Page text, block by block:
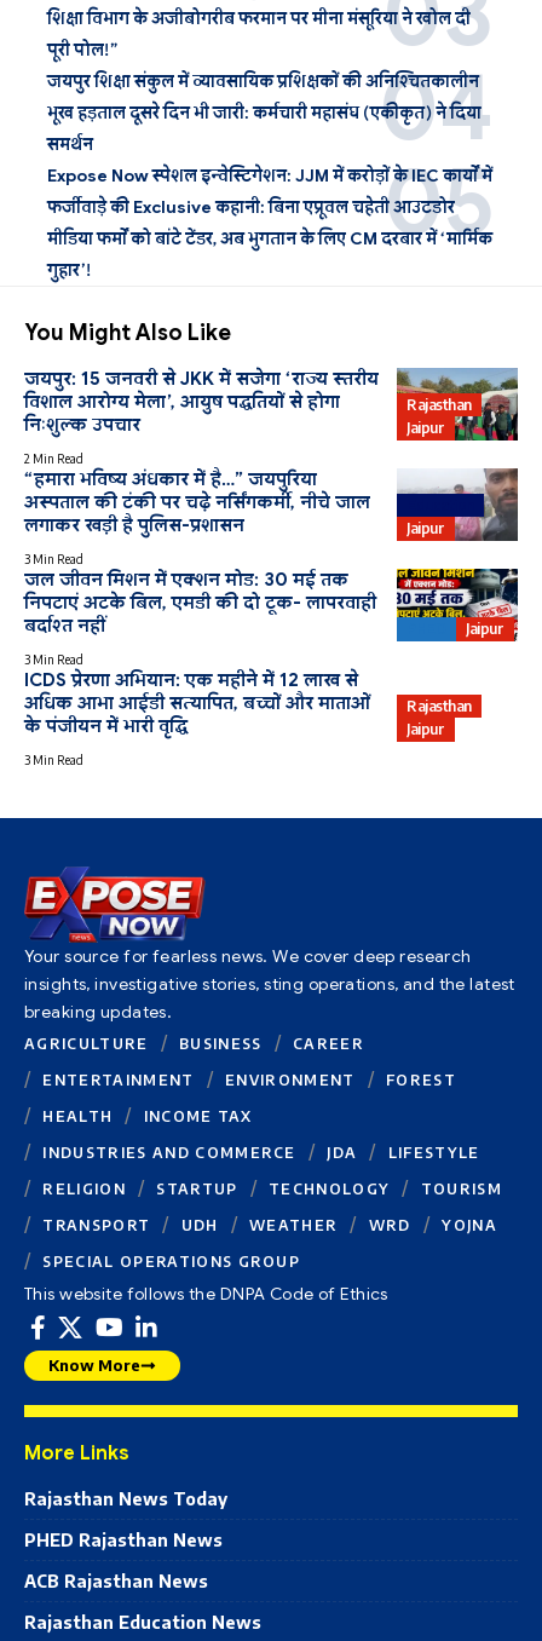
शिक्षा विभाग के अजीबोगरीब फरमान पर मीना मंसूरिया ने खोल दी
पूरी पोल!”
जयपुर शिक्षा संकुल में व्यावसायिक प्रशिक्षकों की अनिश्चितकालीन
भूख हड़ताल दूसरे दिन भी जारी: कर्मचारी महासंघ (एकीकृत) ने दिया
समर्थन
Expose Now स्पेशल इन्वेस्टिगेशन: JJM में करोड़ों के IEC कार्यों में
फर्जीवाड़े की Exclusive कहानी: बिना एप्रूवल चहेती आउटडोर
मीडिया फर्मों को बांटे टेंडर, अब भुगतान के लिए CM दरबार में ‘मार्मिक
गुहार’!
You Might Also Like
Rajasthan
Jaipur
जयपुर: 15 जनवरी से JKK में सजेगा ‘राज्य स्तरीय
विशाल आरोग्य मेला’, आयुष पद्धतियों से होगा
निःशुल्क उपचार
2 Min Read
Jaipur
“हमारा भविष्य अंधकार में है…” जयपुरिया
अस्पताल की टंकी पर चढ़े नर्सिंगकर्मी, नीचे जाल
लगाकर खड़ी है पुलिस-प्रशासन
3 Min Read
Jaipur
जल जीवन मिशन में एक्शन मोड: 30 मई तक
निपटाएं अटके बिल, एमडी की दो टूक- लापरवाही
बर्दाश्त नहीं
3 Min Read
Rajasthan
Jaipur
ICDS प्रेरणा अभियान: एक महीने में 12 लाख से
अधिक आभा आईडी सत्यापित, बच्चों और माताओं
के पंजीयन में भारी वृद्धि
3 Min Read
Your source for fearless news. We cover deep research
insights, investigative stories, sting operations, and the latest
breaking updates.
AGRICULTURE BUSINESS
CAREER
ENTERTAINMENT
ENVIRONMENT
FOREST
HEALTH
INCOME TAX
INDUSTRIES AND COMMERCE
JDA
LIFESTYLE
RELIGION
STARTUP TECHNOLOGY
TOURISM
TRANSPORT
UDH WEATHER WRD
YOJNA
SPECIAL OPERATIONS GROUP
This website follows the DNPA Code of Ethics
Know More
More Links
Rajasthan News Today
PHED Rajasthan News
ACB Rajasthan News
Rajasthan Education News